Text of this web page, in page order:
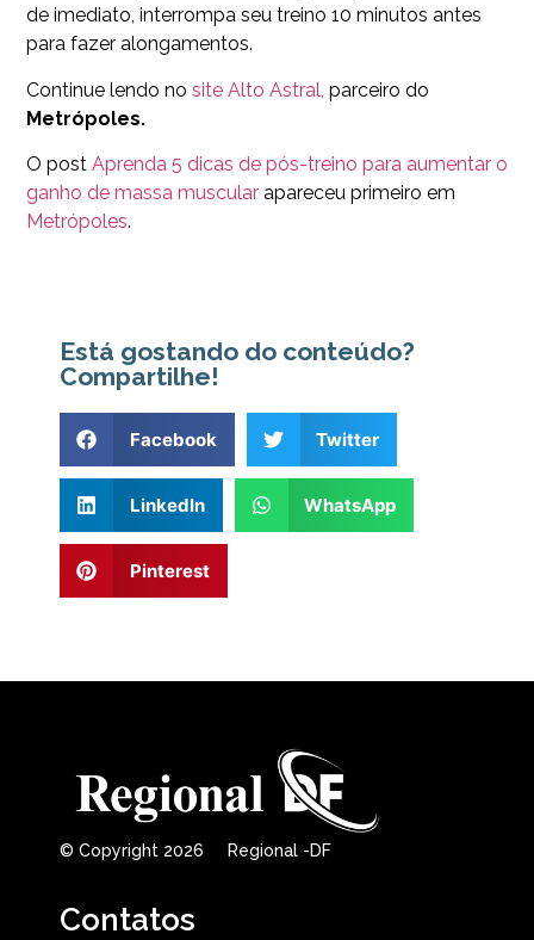
de imediato, interrompa seu treino 10 minutos antes
para fazer alongamentos.
Continue lendo no site Alto Astral, parceiro do
Metrópoles.
O post Aprenda 5 dicas de pós-treino para aumentar o
ganho de massa muscular apareceu primeiro em
Metrópoles.
Está gostando do conteúdo?
Compartilhe!
Facebook Twitter
LinkedIn WhatsApp
Pinterest
© Copyright 2026 Regional -DF
Contatos